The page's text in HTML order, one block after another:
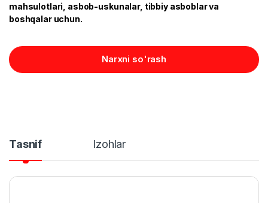
mahsulotlari, asbob-uskunalar, tibbiy asboblar va
boshqalar uchun.
Narxni so'rash
Tasnif Izohlar